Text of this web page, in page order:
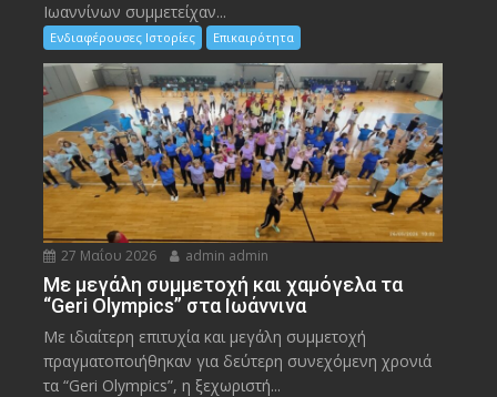
Ιωαννίνων συμμετείχαν...
Ενδιαφέρουσες Ιστορίες Επικαιρότητα
27 Μαΐου 2026 admin admin
Με μεγάλη συμμετοχή και χαμόγελα τα
“Geri Olympics” στα Ιωάννινα
Με ιδιαίτερη επιτυχία και μεγάλη συμμετοχή
πραγματοποιήθηκαν για δεύτερη συνεχόμενη χρονιά
τα “Geri Olympics”, η ξεχωριστή...